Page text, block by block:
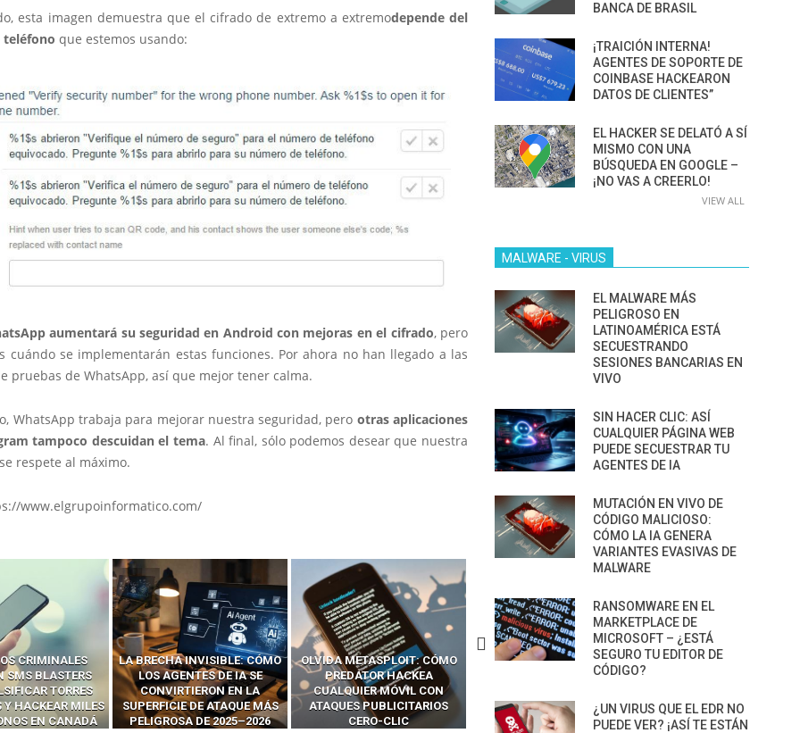
esta imagen demuestra que el cifrado de extremo a extremodepende del
teléfono que estemos usando:
aumentará su seguridad en Android con mejoras en el cifrado, pero
cuándo se implementarán estas funciones. Por ahora no han llegado a las
pruebas de WhatsApp, así que mejor tener calma.
WhatsApp trabaja para mejorar nuestra seguridad, pero otras aplicaciones
tampoco descuidan el tema. Al final, sólo podemos desear que nuestra
respete al máximo.
www.elgrupoinformatico.com/
INVISIBLE: CÓMO
DE IA SE
EN LA
DE ATAQUE MÁS
DE 2025–2026
OLVIDA METASPLOIT: CÓMO
PREDATOR HACKEA
CUALQUIER MÓVIL CON
ATAQUES PUBLICITARIOS
CERO-CLIC
CÓMO LOS HACKERS
INTERCEPTAN OTPS Y
LLAMADAS MÓVILES SIN
‘HACKEAR’ — EL INCREÍBLE
PODER DE LOS SIM BOXES”
13 TÉCNICAS
RIDÍCULAMENTE FÁCILES
NAVEGADORES DE IA
AGÉNTICA
CÓMO LOS HACKERS
BANCA DE BRASIL
¡TRAICIÓN INTERNA!
AGENTES DE SOPORTE DE
COINBASE HACKEARON
DATOS DE CLIENTES”
EL HACKER SE DELATÓ A SÍ
MISMO CON UNA
BÚSQUEDA EN GOOGLE –
¡NO VAS A CREERLO!
VIEW ALL
MALWARE - VIRUS
EL MALWARE MÁS
PELIGROSO EN
LATINOAMÉRICA ESTÁ
SECUESTRANDO
SESIONES BANCARIAS EN
VIVO
SIN HACER CLIC: ASÍ
CUALQUIER PÁGINA WEB
PUEDE SECUESTRAR TU
AGENTES DE IA
MUTACIÓN EN VIVO DE
CÓDIGO MALICIOSO:
CÓMO LA IA GENERA
VARIANTES EVASIVAS DE
MALWARE
RANSOMWARE EN EL
MARKETPLACE DE
MICROSOFT – ¿ESTÁ
SEGURO TU EDITOR DE
CÓDIGO?
¿UN VIRUS QUE EL EDR NO
PUEDE VER? ¡ASÍ TE ESTÁN